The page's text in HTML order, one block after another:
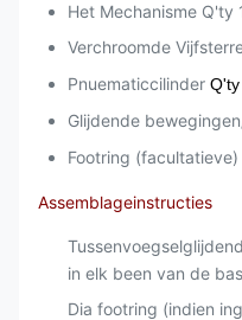
Het Mechanisme
Verchroomde
Pnuematiccilinder
Glijdende
Footring (facultatieve)
Assemblageinstructies
in elk been van de
Dia footring (indien